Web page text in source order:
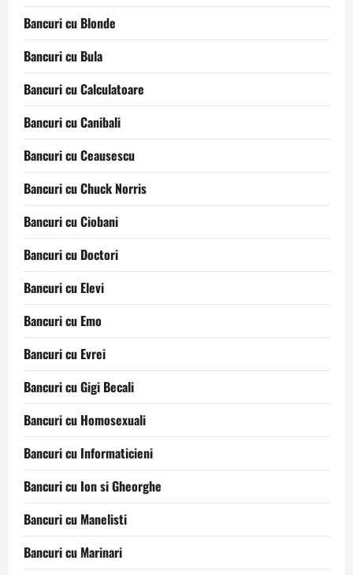
Bancuri cu Blonde
Bancuri cu Bula
Bancuri cu Calculatoare
Bancuri cu Canibali
Bancuri cu Ceausescu
Bancuri cu Chuck Norris
Bancuri cu Ciobani
Bancuri cu Doctori
Bancuri cu Elevi
Bancuri cu Emo
Bancuri cu Evrei
Bancuri cu Gigi Becali
Bancuri cu Homosexuali
Bancuri cu Informaticieni
Bancuri cu Ion si Gheorghe
Bancuri cu Manelisti
Bancuri cu Marinari